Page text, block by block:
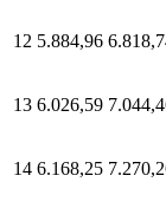
12 5.884,96
13 6.026,59
14 6.168,25